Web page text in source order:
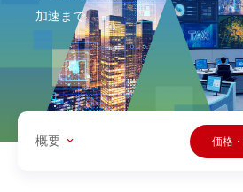
加速まで
概要 価格